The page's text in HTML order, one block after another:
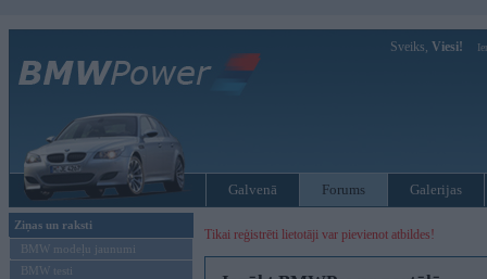
Sveiks, Viesi!
Galvenā Forums Galerijas
Ziņas un raksti
BMW modeļu jaunumi
BMW testi
Tikai reģistrēti lietotāji var pievienot atbildes!